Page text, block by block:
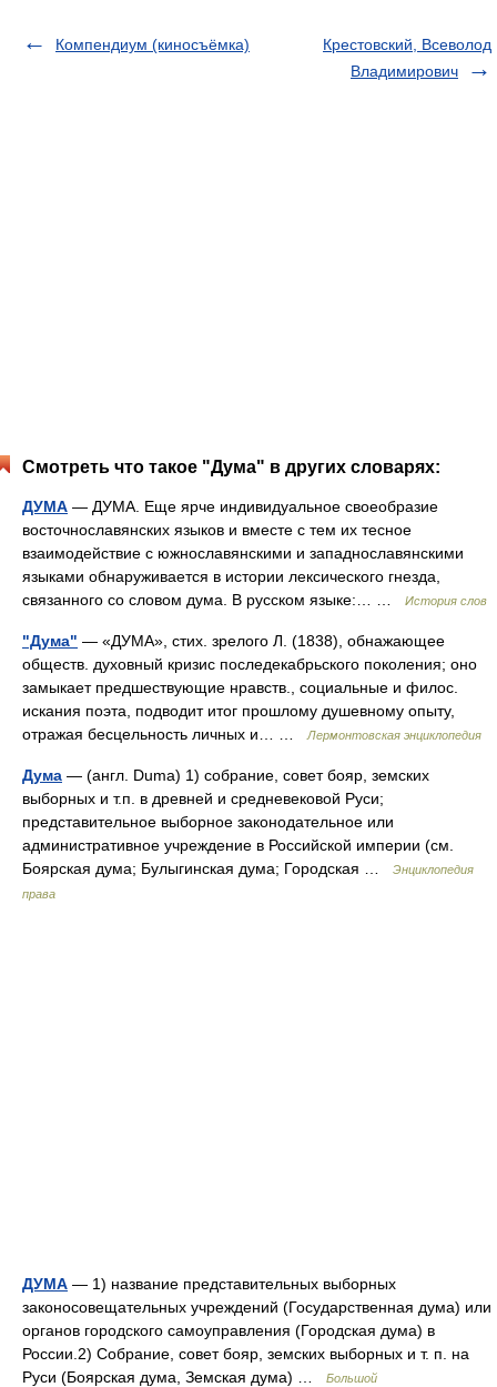
Компендиум (киносъёмка)
Крестовский, Всеволод
Владимирович
Смотреть что такое "Дума" в других словарях:
ДУМА — ДУМА. Еще ярче индивидуальное своеобразие
восточнославянских языков и вместе с тем их тесное
взаимодействие с южнославянскими и западнославянскими
языками обнаруживается в истории лексического гнезда,
связанного со словом дума. В русском языке:… …
История слов
"Дума" — «ДУМА», стих. зрелого Л. (1838), обнажающее
обществ. духовный кризис последекабрьского поколения; оно
замыкает предшествующие нравств., социальные и филос.
искания поэта, подводит итог прошлому душевному опыту,
отражая бесцельность личных и… …
Лермонтовская энциклопедия
Дума — (англ. Duma) 1) собрание, совет бояр, земских
выборных и т.п. в древней и средневековой Руси;
представительное выборное законодательное или
административное учреждение в Российской империи (см.
Боярская дума; Булыгинская дума; Городская …
Энциклопедия
права
ДУМА — 1) название представительных выборных
законосовещательных учреждений (Государственная дума) или
органов городского самоуправления (Городская дума) в
России.2) Собрание, совет бояр, земских выборных и т. п. на
Руси (Боярская дума, Земская дума) …
Большой